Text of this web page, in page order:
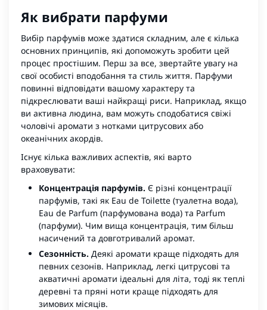
Як вибрати парфуми
Вибір парфумів може здатися складним, але є кілька
основних принципів, які допоможуть зробити цей
процес простішим. Перш за все, звертайте увагу на
свої особисті вподобання та стиль життя. Парфуми
повинні відповідати вашому характеру та
підкреслювати ваші найкращі риси. Наприклад, якщо
ви активна людина, вам можуть сподобатися свіжі
чоловічі аромати з нотками цитрусових або
океанічних акордів.
Існує кілька важливих аспектів, які варто
враховувати:
Концентрація парфумів. Є різні концентрації
парфумів, такі як Eau de Toilette (туалетна вода),
Eau de Parfum (парфумована вода) та Parfum
(парфуми). Чим вища концентрація, тим більш
насичений та довготривалий аромат.
Сезонність. Деякі аромати краще підходять для
певних сезонів. Наприклад, легкі цитрусові та
акватичні аромати ідеальні для літа, тоді як теплі
деревні та пряні ноти краще підходять для
зимових місяців.